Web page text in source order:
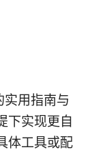
实用指南与
下实现更自
体工具或配